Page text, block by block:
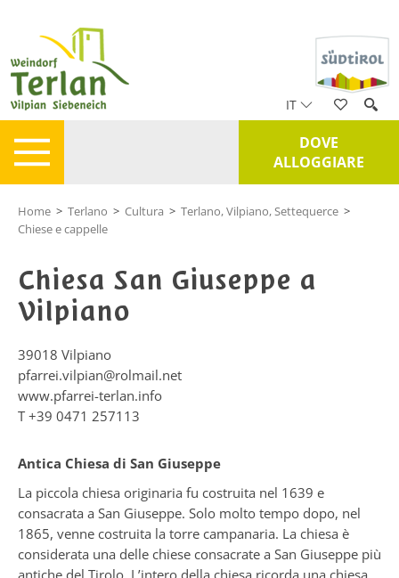
IT
DOVE
ALLOGGIARE
Home > Terlano > Cultura > Terlano, Vilpiano, Settequerce >
Chiese e cappelle
Chiesa San Giuseppe a
Vilpiano
39018 Vilpiano
pfarrei.vilpian@rolmail.net
www.pfarrei-terlan.info
T +39 0471 257113
Antica Chiesa di San Giuseppe
La piccola chiesa originaria fu costruita nel 1639 e
consacrata a San Giuseppe. Solo molto tempo dopo, nel
1865, venne costruita la torre campanaria. La chiesa è
considerata una delle chiese consacrate a San Giuseppe più
antiche del Tirolo. L’intero della chiesa ricorda una chiesa